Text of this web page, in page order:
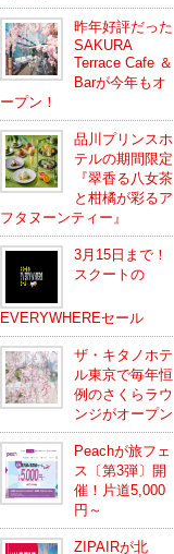
昨年好評だった
SAKURA
Terrace Cafe ＆
Barが今年もオ
ープン！
品川プリンスホ
テルの期間限定
『翠香る八女茶
と柑橘が彩るア
フタヌーンティー』
3月15日まで！
スクートの
EVERYWHEREセール
ザ・キタノホテ
ル東京で毎年恒
例のさくらラウ
ンジがオープン
Peachが旅フェ
ス〔第3弾〕開
催！片道5,000
円～
ZIPAIRが北